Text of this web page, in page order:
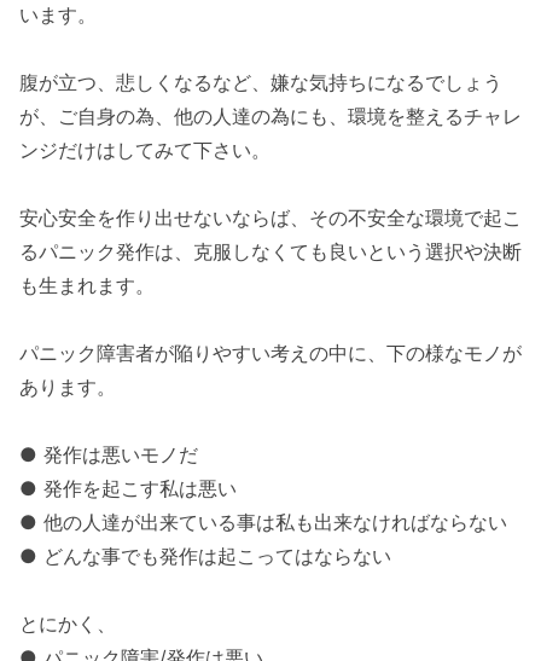
います。
腹が立つ、悲しくなるなど、嫌な気持ちになるでしょう
が、ご自身の為、他の人達の為にも、環境を整えるチャレ
ンジだけはしてみて下さい。
安心安全を作り出せないならば、その不安全な環境で起こ
るパニック発作は、克服しなくても良いという選択や決断
も生まれます。
パニック障害者が陥りやすい考えの中に、下の様なモノが
あります。
● 発作は悪いモノだ
● 発作を起こす私は悪い
● 他の人達が出来ている事は私も出来なければならない
● どんな事でも発作は起こってはならない
とにかく、